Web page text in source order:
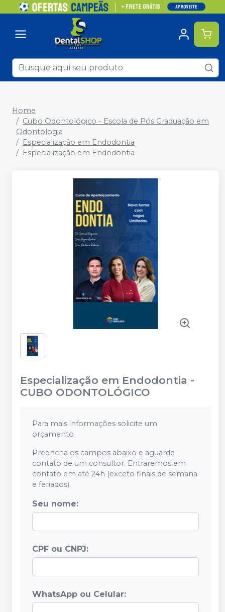
Home
Cubo Odontológico - Escola de Pós Graduação em
Odontologia
Especialização em Endodontia
Especialização em Endodontia
Especialização em Endodontia -
CUBO ODONTOLÓGICO
Para mais informações solicite um
orçamento
Preencha os campos abaixo e aguarde
contato de um consultor. Entraremos em
contato em até 24h (exceto finais de semana
e feriados).
Seu nome:
CPF ou CNPJ:
WhatsApp ou Celular: